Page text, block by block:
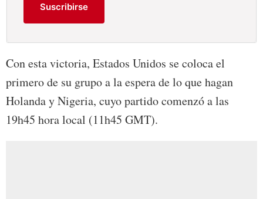
Suscribirse
Con esta victoria, Estados Unidos se coloca el
primero de su grupo a la espera de lo que hagan
Holanda y Nigeria, cuyo partido comenzó a las
19h45 hora local (11h45 GMT).